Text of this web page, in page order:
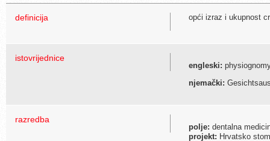
definicija opći izraz i ukupnost
istovrijednice
engleski:
njemački:
razredba
polje: dentalna
projekt: Hrvatsko